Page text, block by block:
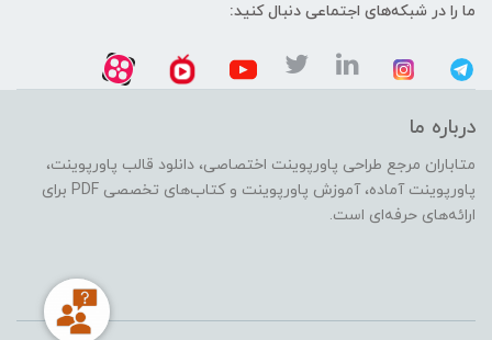
ما را در شبکه‌های اجتماعی دنبال کنید:
درباره ما
متاباران مرجع طراحی پاورپوینت اختصاصی، دانلود قالب پاورپوینت،
پاورپوینت آماده، آموزش پاورپوینت و کتاب‌های تخصصی PDF برای
ارائه‌های حرفه‌ای است.